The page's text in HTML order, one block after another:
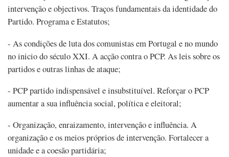
intervenção e objectivos. Traços fundamentais da identidade do
Partido. Programa e Estatutos;
- As condições de luta dos comunistas em Portugal e no mundo
no inicio do século XXI. A acção contra o PCP. As leis sobre os
partidos e outras linhas de ataque;
- PCP partido indispensável e insubstituível. Reforçar o PCP
aumentar a sua influência social, política e eleitoral;
- Organização, enraizamento, intervenção e influência. A
organização e os meios próprios de intervenção. Fortalecer a
unidade e a coesão partidária;